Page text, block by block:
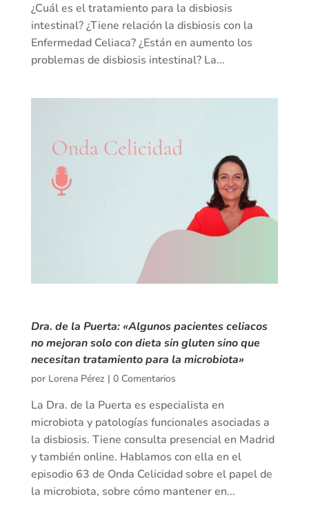
¿Cuál es el tratamiento para la disbiosis
intestinal? ¿Tiene relación la disbiosis con la
Enfermedad Celiaca? ¿Están en aumento los
problemas de disbiosis intestinal? La...
Dra. de la Puerta: «Algunos pacientes celiacos
no mejoran solo con dieta sin gluten sino que
necesitan tratamiento para la microbiota»
por Lorena Pérez | 0 Comentarios
La Dra. de la Puerta es especialista en
microbiota y patologías funcionales asociadas a
la disbiosis. Tiene consulta presencial en Madrid
y también online. Hablamos con ella en el
episodio 63 de Onda Celicidad sobre el papel de
la microbiota, sobre cómo mantener en...